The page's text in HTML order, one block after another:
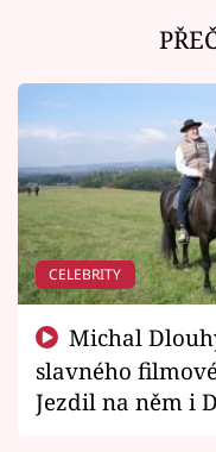
CELEBRITY
slavného
Jezdil na něm i